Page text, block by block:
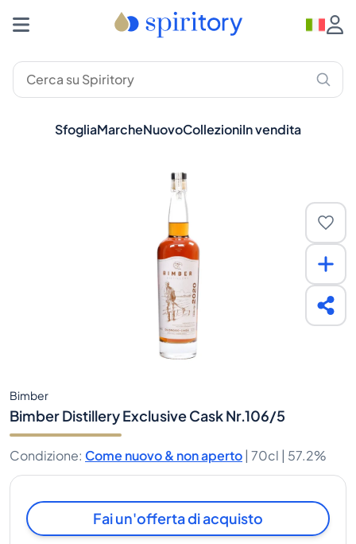
SfogliaMarcheNuovoCollezioniIn vendita
Bimber
Bimber Distillery Exclusive Cask Nr.106/5
Condizione: Come nuovo & non aperto | 70cl | 57.2%
Fai un'offerta di acquisto